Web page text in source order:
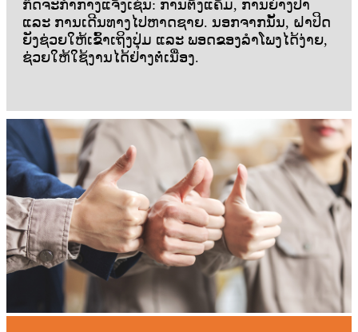
ກິດຈະກຳກາງແຈ້ງເຊັ່ນ: ການຕັ້ງແຄ້ມ, ການຍ່າງປ່າ
ແລະ ການເດີນທາງໄປຫາດຊາຍ. ນອກຈາກນັ້ນ, ຝາປິດ
ຍັງຊ່ວຍໃຫ້ເຂົ້າເຖິງປຸ່ມ ແລະ ພອດຂອງລຳໂພງໄດ້ງ່າຍ,
ຊ່ວຍໃຫ້ໃຊ້ງານໄດ້ຢ່າງຕໍ່ເນື່ອງ.